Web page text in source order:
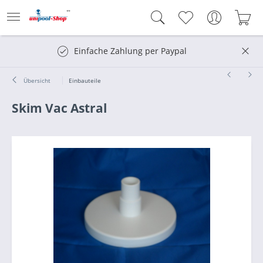
Einfache Zahlung per Paypal
Übersicht Einbauteile
Skim Vac Astral